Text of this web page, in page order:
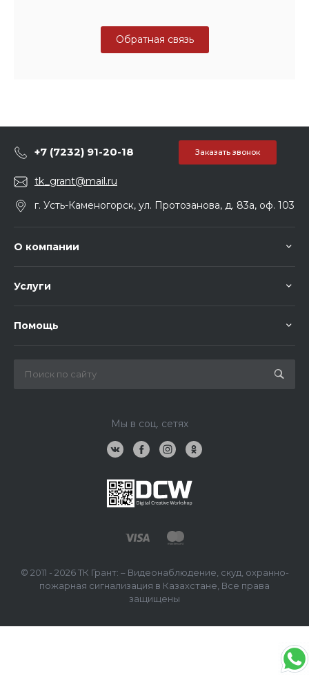
Обратная связь
+7 (7232) 91-20-18 Заказать звонок
tk_grant@mail.ru
г. Усть-Каменогорск, ул. Протозанова, д. 83а, оф. 103
О компании
Услуги
Помощь
Мы в соц. сетях
© 2011 - 2026 ТК Грант: – Видеонаблюдение, скуд, охранно-
пожарная сигнализация в Казахстане, Все права
защищены